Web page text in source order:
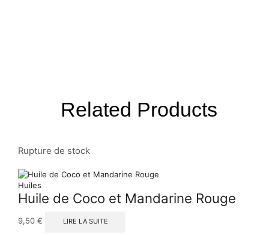
Related Products
Rupture de stock
Huiles
Huile de Coco et Mandarine Rouge
9,50 € LIRE LA SUITE